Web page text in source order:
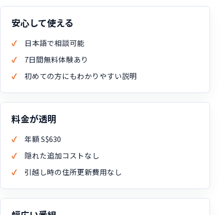
安心して使える
日本語で相談可能
7日間無料体験あり
初めての方にもわかりやすい説明
料金が透明
年額 S$630
隠れた追加コストなし
引越し時の住所更新費用なし